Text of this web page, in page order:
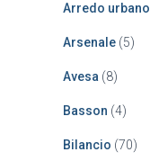
Arredo urbano
Arsenale (5)
Avesa (8)
Basson (4)
Bilancio (70)